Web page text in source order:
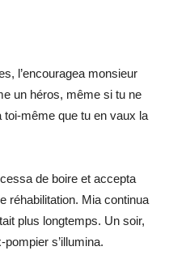
l’encouragea monsieur
un héros, même si tu ne
toi-même que tu en vaux la
de boire et accepta
réhabilitation. Mia continua
plus longtemps. Un soir,
pompier s’illumina.